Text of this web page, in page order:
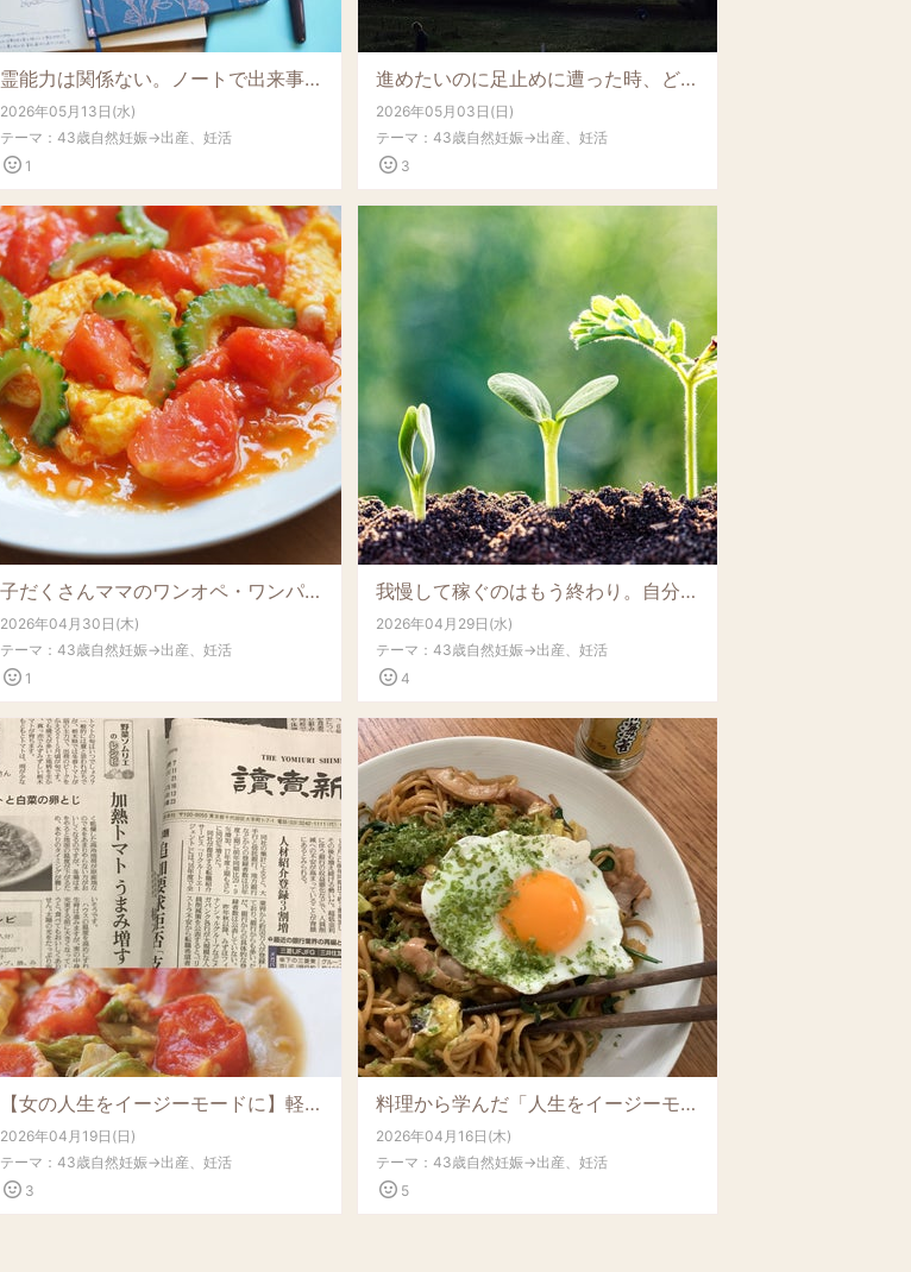
霊能力は関係ない。ノートで出来事を読み解けば、すべて私へのメッセージ！
2026年05月13日(水)
テーマ： 43歳自然妊娠→出産、妊活
1
進めたいのに足止めに遭った時、どう捉える？流れに乗るノート習慣
2026年05月03日(日)
テーマ： 43歳自然妊娠→出産、妊活
3
子だくさんママのワンオペ・ワンパン料理がすごい
2026年04月30日(木)
テーマ： 43歳自然妊娠→出産、妊活
1
我慢して稼ぐのはもう終わり。自分らしい働き方につながる「お金のノートワーク」って？
2026年04月29日(水)
テーマ： 43歳自然妊娠→出産、妊活
4
【女の人生をイージーモードに】軽い力で未来を切り拓くコツ
2026年04月19日(日)
テーマ： 43歳自然妊娠→出産、妊活
3
料理から学んだ「人生をイージーモードにする秘訣」
2026年04月16日(木)
テーマ： 43歳自然妊娠→出産、妊活
5